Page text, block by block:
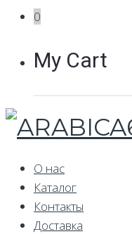
0
My Cart
О нас
Каталог
Контакты
Доставка